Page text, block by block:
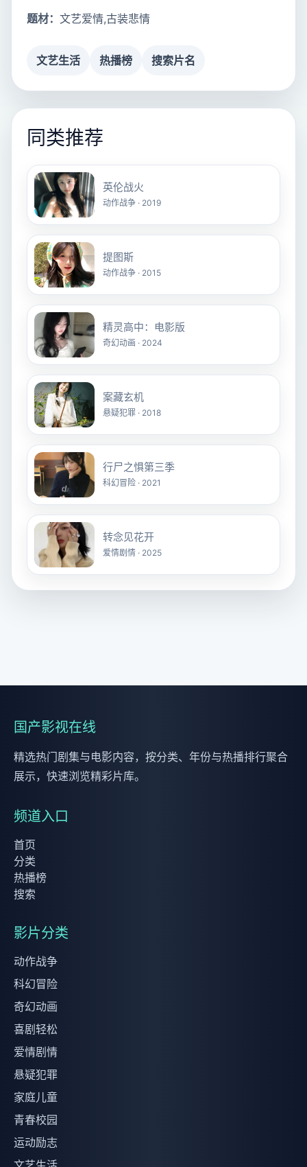
题材： 文艺爱情,古装悲情
文艺生活 热播榜 搜索片名
同类推荐
英伦战火
动作战争 · 2019
提图斯
动作战争 · 2015
精灵高中：电影版
奇幻动画 · 2024
案藏玄机
悬疑犯罪 · 2018
行尸之惧第三季
科幻冒险 · 2021
转念见花开
爱情剧情 · 2025
国产影视在线
精选热门剧集与电影内容，按分类、年份与热播排行聚合
展示，快速浏览精彩片库。
频道入口
首页
分类
热播榜
搜索
影片分类
动作战争
科幻冒险
奇幻动画
喜剧轻松
爱情剧情
悬疑犯罪
家庭儿童
青春校园
运动励志